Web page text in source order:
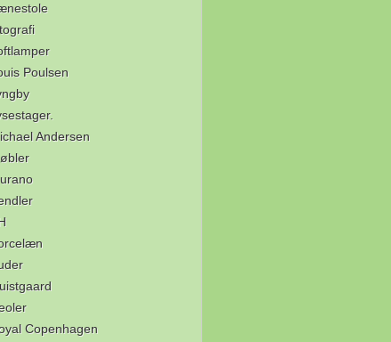
Poulsen
Andersen
Copenhagen